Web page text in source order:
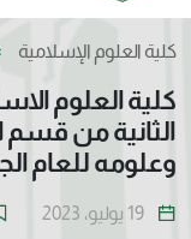
كلية العلوم الإسلامية
كلية العلوم
الثانية من قسم
وعلومه للعام الجامعي
19 يوليو، 2023